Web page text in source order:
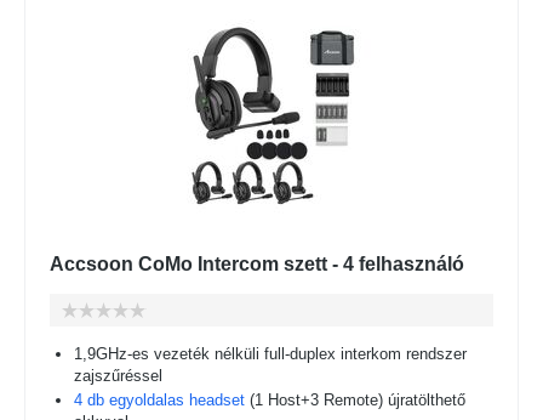
Accsoon CoMo Intercom szett - 4 felhasználó
1,9GHz-es vezeték nélküli full-duplex interkom rendszer
zajszűréssel
4 db egyoldalas headset (1 Host+3 Remote) újratölthető